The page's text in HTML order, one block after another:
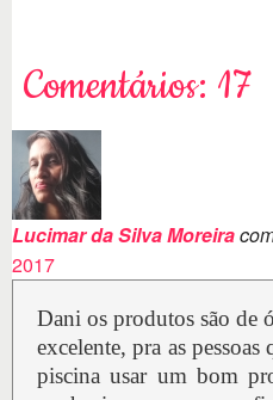
Comentários: 17
Lucimar da Silva Moreira
2017
Dani os produtos são de
excelente, pra as
piscina usar um bom